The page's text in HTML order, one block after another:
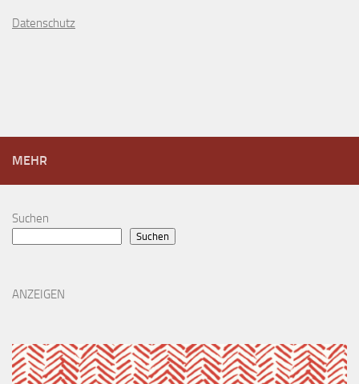
Datenschutz
MEHR
Suchen
Suchen
ANZEIGEN